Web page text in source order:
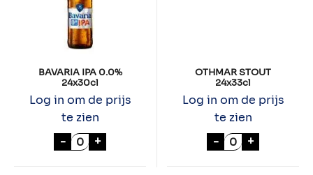
BAVARIA IPA 0.0%
24x30cl
Log in om de prijs
te zien
- BAVARIA IPA 0.0% 24x30cl aantal
+
OTHMAR STOUT
24x33cl
Log in om de prijs
te zien
- OTHMAR
+